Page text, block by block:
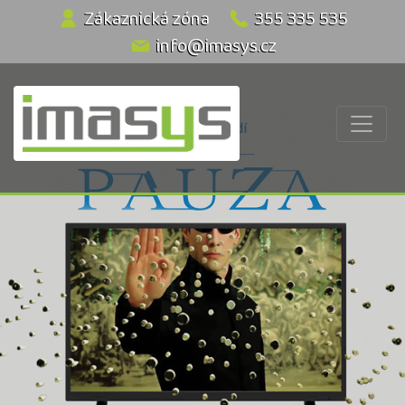
Zákaznická zóna
355 335 535
info@imasys.cz